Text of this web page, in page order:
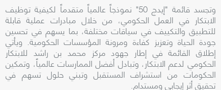
وتجسد قائمة "إيدج 50" نموذجاً عالمياً متقدماً لكيفية توظيف
الابتكار في العمل الحكومي، من خلال مبادرات عملية قابلة
للتطبيق والتكييف في سياقات مختلفة، بما يسهم في تحسين
جودة الحياة وتعزيز كفاءة ومرونة المؤسسات الحكومية. ويأتي
إطلاق القائمة في إطار جهود مركز محمد بن راشد للابتكار
الحكومي لدعم الابتكار، وتبادل أفضل الممارسات عالمياً، وتمكين
الحكومات من استشراف المستقبل وتبني حلول تسهم في
تحقيق أثر إيجابي ومستدام.